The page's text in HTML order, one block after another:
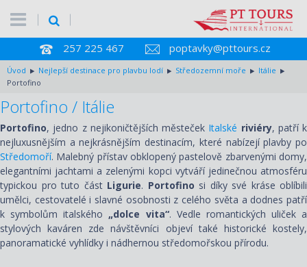
257 225 467 poptavky@pttours.cz
Úvod Nejlepší destinace pro plavbu lodí Středozemní moře
Itálie
Portofino
Portofino / Itálie
Portofino, jedno z nejikoničtějších městeček Italské riviéry, patří k
nejluxusnějším a nejkrásnějším destinacím, které nabízejí plavby po
Středomoří. Malebný přístav obklopený pastelově zbarvenými domy,
elegantními jachtami a zelenými kopci vytváří jedinečnou atmosféru
typickou pro tuto část Ligurie. Portofino si díky své kráse oblíbili
umělci, cestovatelé i slavné osobnosti z celého světa a dodnes patří
k symbolům italského „dolce vita“. Vedle romantických uliček a
stylových kaváren zde návštěvníci objeví také historické kostely,
panoramatické vyhlídky i nádhernou středomořskou přírodu.